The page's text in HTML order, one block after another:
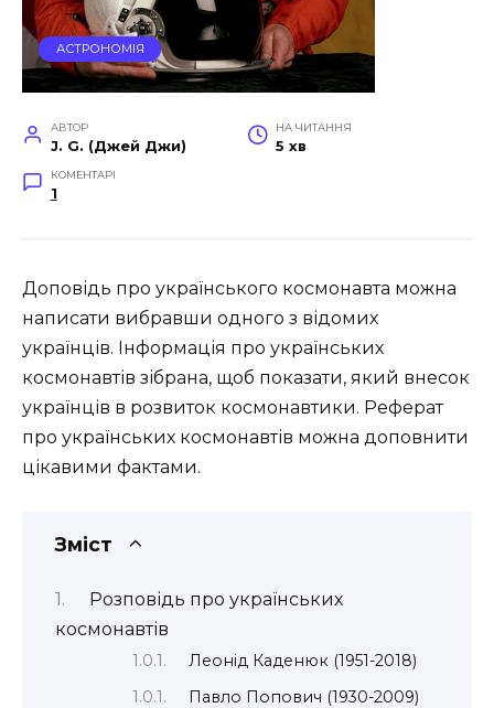
АСТРОНОМІЯ
АВТОР
J. G. (Джей Джи)
НА ЧИТАННЯ
5 хв
КОМЕНТАРІ
1
Доповідь про українського космонавта можна
написати вибравши одного з відомих
українців. Інформація про українських
космонавтів зібрана, щоб показати, який внесок
українців в розвиток космонавтики. Реферат
про українських космонавтів можна доповнити
цікавими фактами.
Зміст
Розповідь про українських
космонавтів
Леонід Каденюк (1951-2018)
Павло Попович (1930-2009)